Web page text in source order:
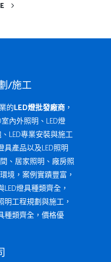
/施工
的LED燈批發廠商 ，
內外照明、LED燈
LED專業安裝與施工
具產品以及LED照明
、居家照明、廠房照
境，案例實蹟豐富，
燈具種類齊全，
明工程規劃與施工，
種類齊全，價格優